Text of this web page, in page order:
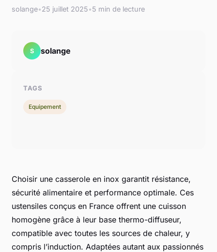
solange•25 juillet 2025•5 min de lecture
Choisir une casserole en inox garantit résistance,
sécurité alimentaire et performance optimale. Ces
ustensiles conçus en France offrent une cuisson
homogène grâce à leur base thermo-diffuseur,
compatible avec toutes les sources de chaleur, y
compris l’induction. Adaptées autant aux passionnés
S solange
TAGS
Equipement